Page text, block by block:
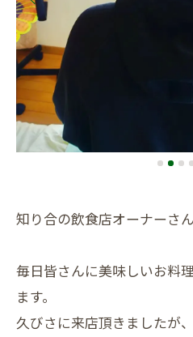
知り合の飲食店オーナーさん
毎日皆さんに美味しいお料
ます。
久びさに来店頂きましたが